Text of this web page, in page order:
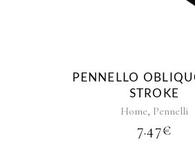
PENNELLO
STROKE
Home, Pennelli
7.47€